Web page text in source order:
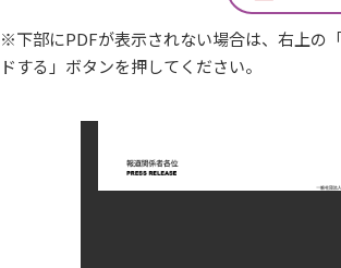
※下部にPDFが表示されない場合は、右上の
ドする」ボタンを押してください。